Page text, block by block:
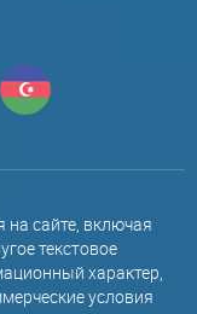
сайте, включая
текстовое
характер,
условия